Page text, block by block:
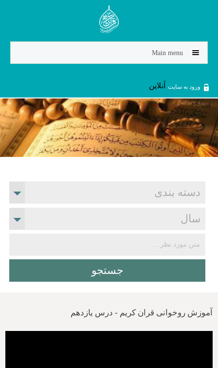
Jump to navigation
Main menu
ورود به سایت آنلاین
آموزش روخوانی قران کریم - درس یازدهم